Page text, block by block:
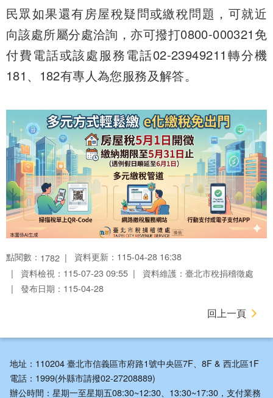
民眾如果還有房屋稅疑問或繳稅問題，可就近
向該處所屬分處洽詢，亦可撥打0800-000321免
付費電話或該處服務電話02-23949211轉分機
181、182有專人為您服務及解答。
點閱數： 1782
資料更新：115-04-28 16:38
資料檢視：115-07-23 09:55
資料維護：臺北市稅捐稽徵處
發布日期：115-04-28
回上一頁
地址：110204 臺北市信義區市府路1號中央區7F、8F & 西北區1F
電話：1999(外縣市請撥02-27208889)
辦公時間：星期一至星期五08:30~12:30、13:30~17:30，支付業務